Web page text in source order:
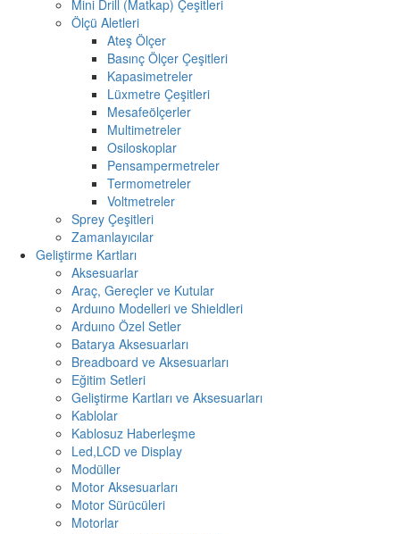
Mini Drill (Matkap) Çeşitleri
Ölçü Aletleri
Ateş Ölçer
Basınç Ölçer Çeşitleri
Kapasimetreler
Lüxmetre Çeşitleri
Mesafeölçerler
Multimetreler
Osiloskoplar
Pensampermetreler
Termometreler
Voltmetreler
Sprey Çeşitleri
Zamanlayıcılar
Geliştirme Kartları
Aksesuarlar
Araç, Gereçler ve Kutular
Arduıno Modelleri ve Shieldleri
Arduıno Özel Setler
Batarya Aksesuarları
Breadboard ve Aksesuarları
Eğitim Setleri
Geliştirme Kartları ve Aksesuarları
Kablolar
Kablosuz Haberleşme
Led,LCD ve Display
Modüller
Motor Aksesuarları
Motor Sürücüleri
Motorlar